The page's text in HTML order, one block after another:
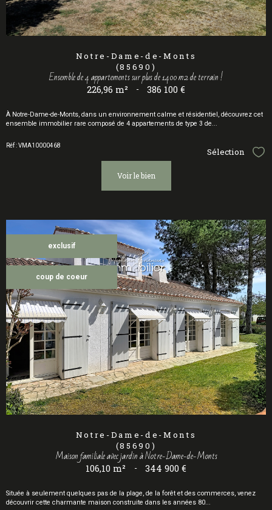
Notre-Dame-de-Monts
(85690)
Ensemble de 4 appartements sur plus de 1400 m2 de terrain !
226,96 m² - 386 100 €
À Notre-Dame-de-Monts, dans un environnement calme et résidentiel, découvrez cet
ensemble immobilier rare composé de 4 appartements de type 3 de...
Réf : VMA10000468
Sélection
voir le bien
exclusif
coup de coeur
Notre-Dame-de-Monts
(85690)
Maison familiale avec jardin à Notre-Dame-de-Monts
106,10 m² - 344 900 €
Située à seulement quelques pas de la plage, de la forêt et des commerces, venez
découvrir cette charmante maison construite dans les années 80...